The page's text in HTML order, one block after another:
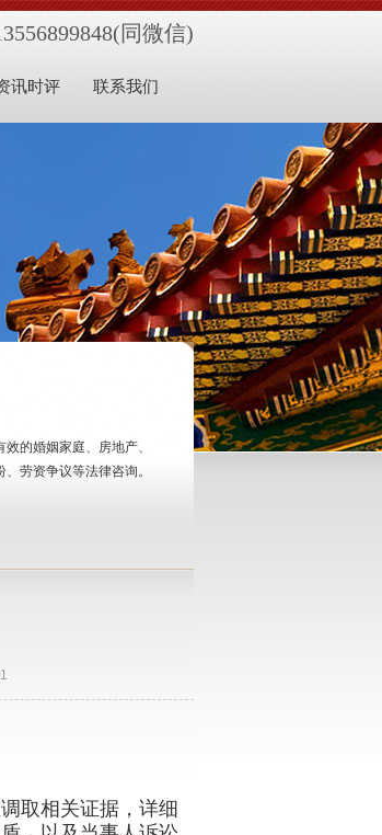
讯时评 联系我们
同微信)
的婚姻家庭、房地产、
劳资争议等法律咨询。
取相关证据，详细